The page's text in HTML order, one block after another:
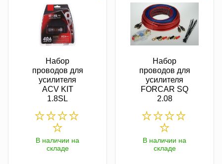
Набор
проводов для
усилителя
ACV KIT
1.8SL
В наличии на
складе
Набор
проводов для
усилителя
FORCAR SQ
2.08
В наличии на
складе